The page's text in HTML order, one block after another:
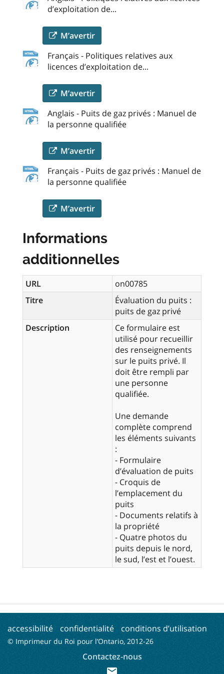
d’exploitation de...
M’avertir
Français - Politiques relatives aux
licences d’exploitation de...
M’avertir
Anglais - Puits de gaz privés : Manuel de
la personne qualifiée
M’avertir
Français - Puits de gaz privés : Manuel de
la personne qualifiée
M’avertir
Informations
additionnelles
URL
on00785
Titre
Évaluation du puits :
puits de gaz privé
Description
Ce formulaire est
utilisé pour recueillir
des renseignements
sur le puits privé. Il
doit être rempli par
une personne
qualifiée.
Une demande
complète comprend
les éléments suivants
:
- Formulaire
d’évaluation de puits
- Croquis de
l’emplacement du
puits
- Documents relatifs à
la propriété
- Quatre photos du
puits depuis le nord,
accessibilité confidentialité conditions d’utilisation
© Imprimeur du Roi pour l’Ontario, 2012-26
Contactez-nous
mail